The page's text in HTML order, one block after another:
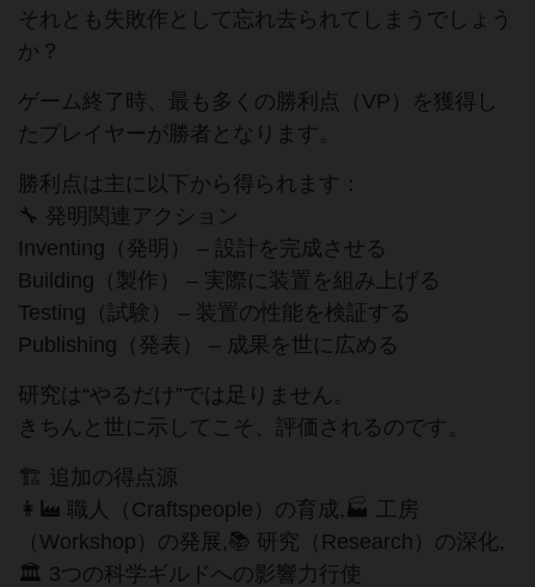
それとも失敗作として忘れ去られてしまうでしょう
か？
ゲーム終了時、最も多くの勝利点（VP）を獲得し
たプレイヤーが勝者となります。
勝利点は主に以下から得られます：
🔧 発明関連アクション
Inventing（発明） – 設計を完成させる
Building（製作） – 実際に装置を組み上げる
Testing（試験） – 装置の性能を検証する
Publishing（発表） – 成果を世に広める
研究は“やるだけ”では足りません。
きちんと世に示してこそ、評価されるのです。
🏗 追加の得点源
👩‍🏭 職人（Craftspeople）の育成,🏭 工房
（Workshop）の発展,📚 研究（Research）の深化,
🏛 3つの科学ギルドへの影響力行使